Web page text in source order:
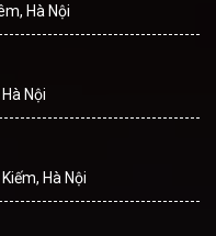
Hà Nội
Nội
Hà Nội